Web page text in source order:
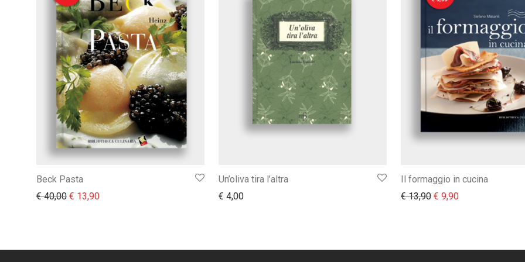
Beck Pasta
€40,00 Il prezzo originale era: € 40,00.
€ 13,90Il prezzo attuale è: € 13,90.
Un’oliva tira l’altra
€ 4,00
Il formaggio in cucina
€13,90 Il prezzo originale era:
€ 9,90Il prezzo attuale